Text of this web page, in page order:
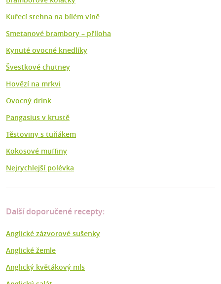
Kuřecí stehna na bílém víně
Smetanové brambory – příloha
Kynuté ovocné knedlíky
Švestkové chutney
Hovězí na mrkvi
Ovocný drink
Pangasius v krustě
Těstoviny s tuňákem
Kokosové muffiny
Nejrychlejší polévka
Další doporučené recepty:
Anglické zázvorové sušenky
Anglické žemle
Anglický květákový mls